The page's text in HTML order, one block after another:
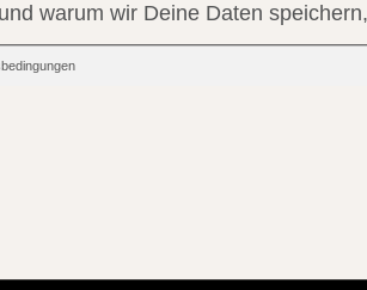
warum wir Deine Daten